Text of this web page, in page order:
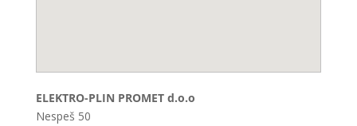
ELEKTRO-PLIN PROMET d.o.o
Nespeš 50